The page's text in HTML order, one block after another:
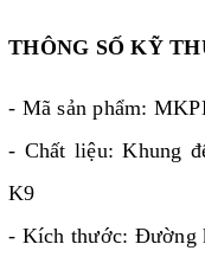
THÔNG SỐ KỸ
- Mã sản phẩm:
- Chất liệu: Khung
K9
- Kích thước: Đường